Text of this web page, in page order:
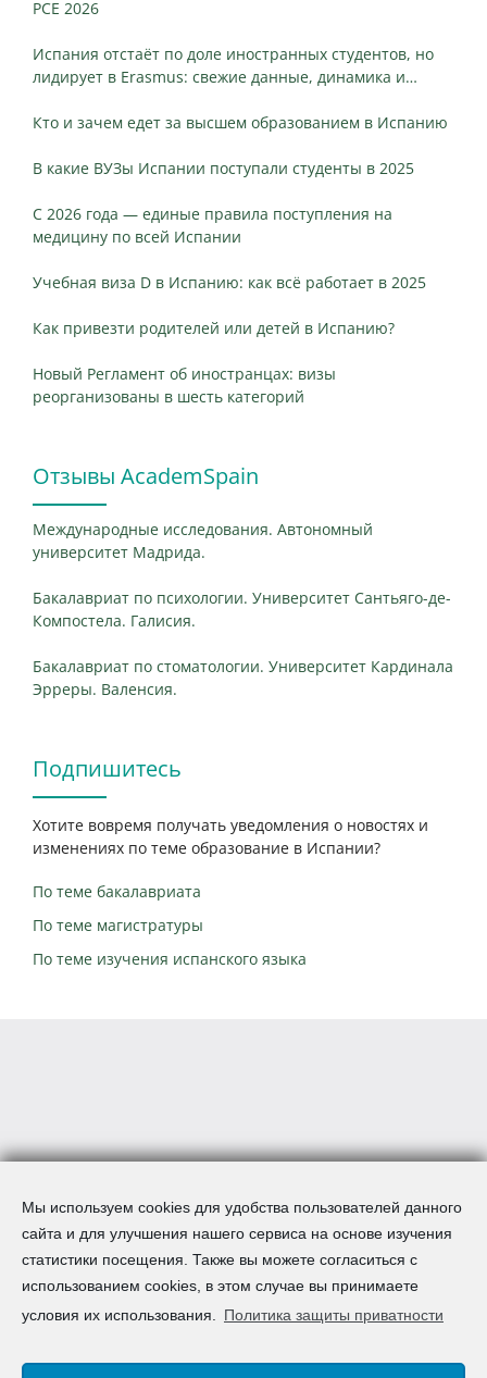
Мы используем cookies для удобства пользователей данного
сайта и для улучшения нашего сервиса на основе изучения
статистики посещения. Также вы можете согласиться с
использованием cookies, в этом случае вы принимаете
условия их использования.
Политика защиты приватности
PCE 2026
Испания отстаёт по доле иностранных студентов, но
лидирует в Erasmus: свежие данные, динамика и
Кто и зачем едет за высшем образованием в Испанию
В какие ВУЗы Испании поступали студенты в 2025
С 2026 года — единые правила поступления на
медицину по всей Испании
Учебная виза D в Испанию: как всё работает в 2025
Как привезти родителей или детей в Испанию?
Новый Регламент об иностранцах: визы
реорганизованы в шесть категорий
Отзывы AcademSpain
Международные исследования. Автономный
университет Мадрида.
Бакалавриат по психологии. Университет Сантьяго-де-
Компостела. Галисия.
Бакалавриат по стоматологии. Университет Кардинала
Эрреры. Валенсия.
Подпишитесь
Хотите вовремя получать уведомления о новостях и
изменениях по теме образование в Испании?
По теме бакалавриата
По теме магистратуры
По теме изучения испанского языка